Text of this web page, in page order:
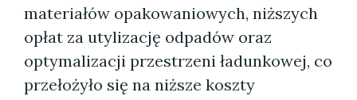
materiałów opakowaniowych, niższych
opłat za utylizację odpadów oraz
optymalizacji przestrzeni ładunkowej, co
przełożyło się na niższe koszty